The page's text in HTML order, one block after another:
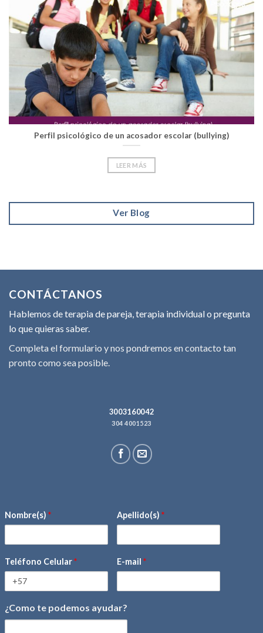
Perfil psicológico de un acosador escolar (bullying)
LEER MÁS
Ver Blog
CONTÁCTANOS
Hablemos de terapia de pareja, terapia individual o pregunta
lo que quieras saber.
Completa el formulario y nos pondremos en contacto tan
pronto como sea posible.
3003160042
304 4001523
Nombre(s) * Apellido(s) *
Teléfono Celular* E-mail *
¿Como te podemos ayudar?